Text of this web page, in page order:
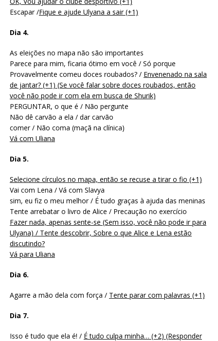
Escapar /Fique e ajude Ulyana a sair (+1)
Dia 4.
As eleições no mapa não são importantes
Parece para mim, ficaria ótimo em você / Só porque
Provavelmente comeu doces roubados? / Envenenado na sala
de jantar? (+1) (Se você falar sobre doces roubados, então
você não pode ir com ela em busca de Shurik)
PERGUNTAR, o que é / Não pergunte
Não dê carvão a ela / dar carvão
comer / Não coma (maçã na clínica)
Vá com Uliana
Dia 5.
Selecione círculos no mapa, então se recuse a tirar o fio (+1)
Vai com Lena / Vá com Slavya
sim, eu fiz o meu melhor / É tudo graças à ajuda das meninas
Tente arrebatar o livro de Alice / Precaução no exercício
Fazer nada, apenas sente-se (Sem isso, você não pode ir para
Ulyana) / Tente descobrir, Sobre o que Alice e Lena estão
discutindo?
Vá para Uliana
Dia 6.
Agarre a mão dela com força / Tente parar com palavras (+1)
Dia 7.
Isso é tudo que ela é! / É tudo culpa minha… (+2) (Responder